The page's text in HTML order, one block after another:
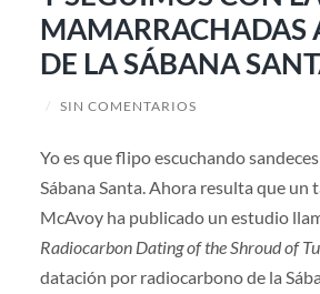
MAMARRACHADAS
DE LA SÁBANA
/ SIN COMENTARIOS
Yo es que flipo escuchando
Sábana Santa. Ahora resulta que un
McAvoy ha publicado un estudio
Radiocarbon Dating of the Shroud of
datación por radiocarbono de la